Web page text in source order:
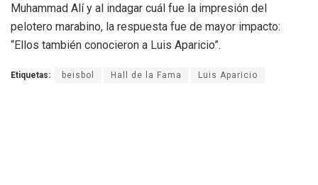
Muhammad Alí y al indagar cuál fue la impresión del
pelotero marabino, la respuesta fue de mayor impacto:
“Ellos también conocieron a Luis Aparicio”.
Etiquetas: beisbol Hall de la Fama Luis Aparicio